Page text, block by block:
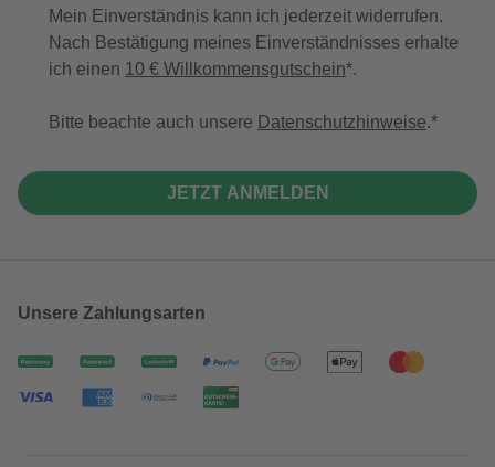
Mein Einverständnis kann ich jederzeit widerrufen.
Nach Bestätigung meines Einverständnisses erhalte
ich einen 10 € Willkommensgutschein*.
Bitte beachte auch unsere Datenschutzhinweise.
JETZT ANMELDEN
Unsere Zahlungsarten